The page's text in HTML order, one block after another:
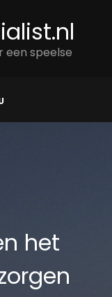
een speelse
het